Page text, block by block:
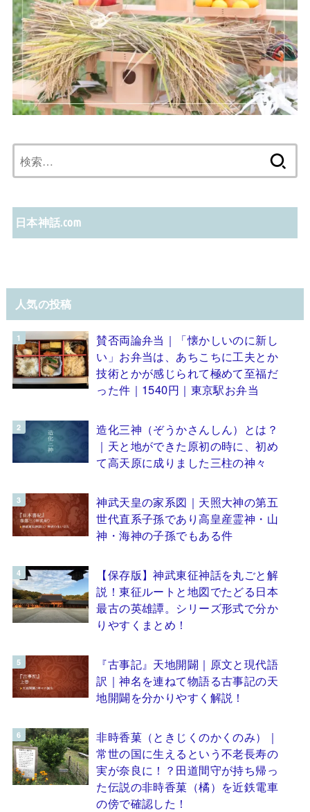
索:
日本神話.com
人気の投稿
賛否両論弁当｜「懐かしいのに新し
い」お弁当は、あちこちに工夫とか
技術とかが感じられて極めて至福だ
った件｜1540円｜東京駅お弁当
造化三神（ぞうかさんしん）とは？
｜天と地ができた原初の時に、初め
て高天原に成りました三柱の神々
神武天皇の家系図｜天照大神の第五
世代直系子孫であり高皇産霊神・山
神・海神の子孫でもある件
【保存版】神武東征神話を丸ごと解
説！東征ルートと地図でたどる日本
最古の英雄譚。シリーズ形式で分か
りやすくまとめ！
『古事記』天地開闢｜原文と現代語
訳｜神名を連ねて物語る古事記の天
地開闢を分かりやすく解説！
非時香菓（ときじくのかくのみ）｜
常世の国に生えるという不老長寿の
実が奈良に！？田道間守が持ち帰っ
た伝説の非時香菓（橘）を近鉄電車
の傍で確認した！